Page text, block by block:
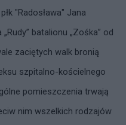
"Radosława" Jana
batalionu „Zośka” od
zaciętych walk bronią
szpitalno-kościelnego
pomieszczenia trwają
nim wszelkich rodzajów